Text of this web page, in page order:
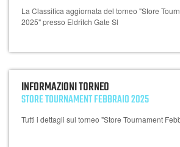
La Classifica aggiornata del torneo "Store
2025" presso Eldritch Gate Sl
INFORMAZIONI TORNEO
STORE TOURNAMENT FEBBRAIO 2025
Tutti i dettagli sul torneo "Store Tournament